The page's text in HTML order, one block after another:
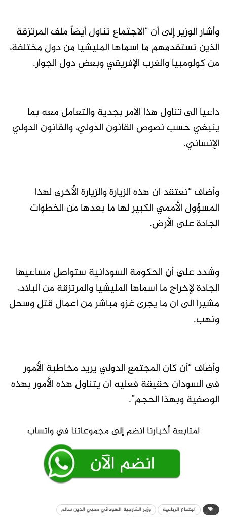
وأشار الوزير إلى أن “الاجتماع تناول أيضاً ملف المرتزقة
الذين تستقدمهم ما اسماها المليشيا من دول مختلفة،
من كولومبيا والغرب الإفريقي وبعض دول الجوار.
داعيا الى تناول هذا الامر بجدية والتعامل معه بما
ينبغي حسب نصوص القانون الدولي، والقانون الدولي
الإنساني.
وأضاف “نعتقد ان هذه الزيارة والزيارة الأخرى لهذا
المسؤول الأممي الكبير لها ما بعدها من الخطوات
الجادة على الأرض.
وشدد على أن الحكومة السودانية ستواصل مساعيها
الجادة لإخراج ما اسماها المليشيا والمرتزقة من البلاد،
مشيرا الى ان ما يجرى غزو مباشر من اعمال قتل وسحل
ونهب.
وأضاف “أن كان المجتمع الدولي يريد مخاطبة الأمور
فى السودان حقيقة فعليه ان يتناول هذه الأمور بهذه
الوصفية وبهذا الحجم”.
اجتماع الرباعية
وزير الخارجية السوداني محيي الدين سالم